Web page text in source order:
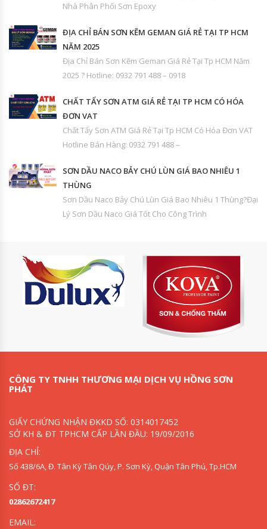
Nhà Phân Phối Sơn Epoxy
ĐỊA CHỈ BÁN SƠN KẼM GEMAN GIÁ RẺ TẠI TP HCM
NĂM 2025
Địa Chỉ Bán Sơn Kẽm Geman Giá Rẻ Tại Tp HCM Năm
2025 ? Hotline: 0932 791 488 – 0918
CHẤT TẨY SƠN ATM GIÁ RẺ TẠI TP HCM CÓ HÓA
ĐƠN VAT
Chất Tẩy Sơn ATM Giá Rẻ Tại Tp HCM Có Hóa Đơn VAT
Hotline Bán Hàng: 0932 791 488 –
SƠN DẦU NACO BẢY CHÚ LÙN GIÁ BAO NHIÊU 1
THÙNG
Sơn Dầu Naco Bảy Chú Lùn Giá Bao Nhiêu 1 Thùng?Đại
Lý Sơn Dầu Naco Giá Tốt Cho Công Trình
CÔNG TY TNHH THƯƠNG MẠI DỊCH VỤ HỒNG SƠN
PHÁT
GIẤY CHỨNG NHẬN ĐKKD SỐ: 0314017452
SỞ KH & ĐT TPHCM CẤP LẦN ĐẦU: 19/09/2016
ĐỊA CHỈ:
Số 438/6A, Đ. Tân Kỳ Tân Qúy, P. Sơn Kỳ, Quận Tân Phú, Tp.HCM
SỐ ĐT:
02862672417
EMAIL: